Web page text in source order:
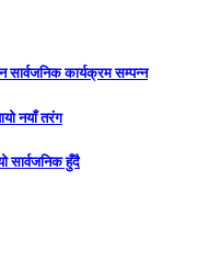
सार्वजनिक कार्यक्रम सम्पन्न
नयाँ तरंग
सार्वजनिक हुँदै